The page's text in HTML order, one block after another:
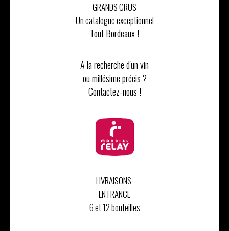
GRANDS CRUS
Un catalogue exceptionnel
Tout Bordeaux !
A la recherche d'un vin
ou millésime précis ?
Contactez-nous !
LIVRAISONS
EN FRANCE
6 et 12 bouteilles